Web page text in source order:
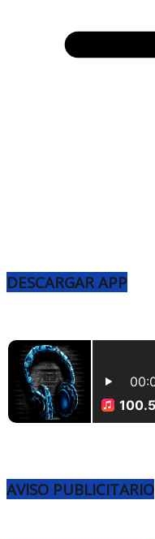
DESCARGAR APP
AVISO PUBLICITARIO